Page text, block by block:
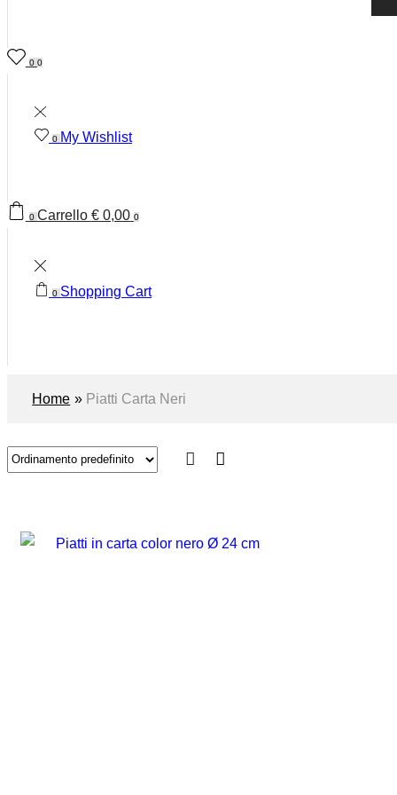
0 0
0 My Wishlist
0 Carrello €0,00 0
0 Shopping Cart
Home » Piatti Carta Neri